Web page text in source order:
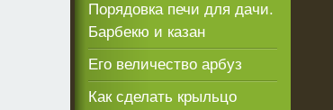
Порядовка печи для дачи.
Барбекю и казан
Его величество арбуз
Как сделать крыльцо